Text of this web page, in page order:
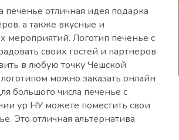
отличная идея подарка
а также вкусные и
мероприятий. Логотип печенье с
своих гостей и партнеров
в любую точку Чешской
можно заказать онлайн
большого числа печенье с
ур НУ можете поместить свои
Это отличная альтернатива